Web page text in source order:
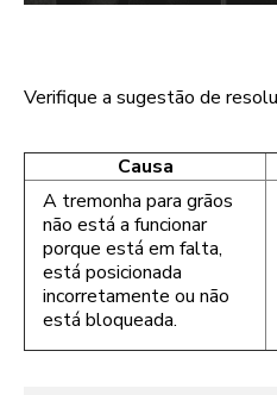
Verifique a sugestão de
Causa
A tremonha para grãos
não está a funcionar
porque está em falta,
está posicionada
incorretamente ou não
está bloqueada.